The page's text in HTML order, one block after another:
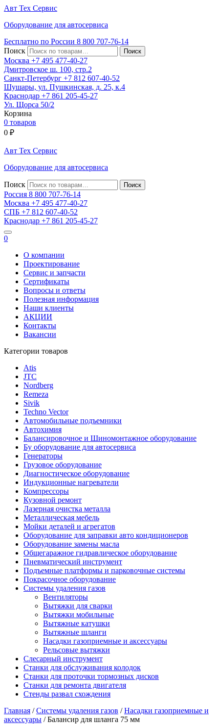
Авт Тех Сервис
Оборудование для автосервиса
Бесплатно по России 8 800 707-76-14
Поиск
Москва +7 495 477-40-27
Дмитровское ш. 100, стр.2
Санкт-Петербург +7 812 607-40-52
Шушары, ул. Пушкинская, д. 25, к.4
Краснодар +7 861 205-45-27
Ул. Щорса 50/2
Корзина
0 товаров
0 ₽
Авт Тех Сервис
Оборудование для автосервиса
Поиск
Россия 8 800 707-76-14
Москва +7 495 477-40-27
СПБ +7 812 607-40-52
Краснодар +7 861 205-45-27
0
О компании
Проектирование
Сервис и запчасти
Сертификаты
Вопросы и ответы
Полезная информация
Наши клиенты
АКЦИИ
Контакты
Вакансии
Категории товаров
Atis
JTC
Nordberg
Remeza
Sivik
Techno Vector
Автомобильные подъемники
Автохимия
Балансировочное и Шиномонтажное оборудование
Бу оборудование для автосервиса
Генераторы
Грузовое оборудование
Диагностическое оборудование
Индукционные нагреватели
Компрессоры
Кузовной ремонт
Лазерная очистка металла
Металлическая мебель
Мойки деталей и агрегатов
Оборудование для заправки авто кондиционеров
Оборудование замены масла
Общегаражное гидравлическое оборудование
Пневматический инструмент
Подъемные платформы и парковочные системы
Покрасочное оборудование
Системы удаления газов
Вентиляторы
Вытяжки для сварки
Вытяжки мобильные
Вытяжные катушки
Вытяжные шланги
Насадки газоприемные и аксессуары
Рельсовые вытяжки
Слесарный инструмент
Станки для обслуживания колодок
Станки для проточки тормозных дисков
Станки для ремонта двигателя
Стенды развал схождения
Главная /Системы удаления газов /Насадки газоприемные и
аксессуары / Балансир для шланга 75 мм